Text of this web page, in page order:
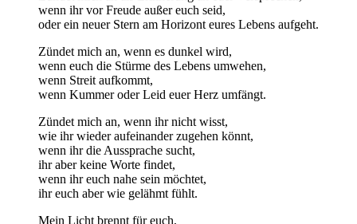
wenn ihr vor Freude außer euch seid,
oder ein neuer Stern am Horizont eures Lebens aufgeht.
Zündet mich an, wenn es dunkel wird,
wenn euch die Stürme des Lebens umwehen,
wenn Streit aufkommt,
wenn Kummer oder Leid euer Herz umfängt.
Zündet mich an, wenn ihr nicht wisst,
wie ihr wieder aufeinander zugehen könnt,
wenn ihr die Aussprache sucht,
ihr aber keine Worte findet,
wenn ihr euch nahe sein möchtet,
ihr euch aber wie gelähmt fühlt.
Mein Licht brennt für euch,